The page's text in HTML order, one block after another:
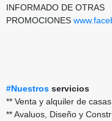
INFORMADO DE OTRAS
PROMOCIONES
#Nuestros servicios
** Venta y alquiler de
** Avaluos, Diseño y